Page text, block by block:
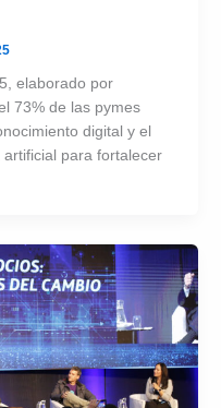
elaborado por
73% de las pymes
digital y el
para fortalecer